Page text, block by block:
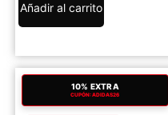
Añadir al carrito
10% EXTRA
CUPÓN: ADIDAS26